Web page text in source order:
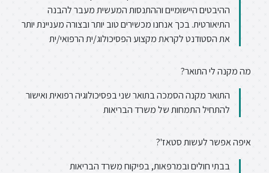
ההיבטים היישומיים וההתנסות המעשית מעבר להבנה
התיאורטית. בכך אנחנו מכשירים טוב יותר ובצורה מעניינת יותר
את הסטודנט לקראת מקצוע הפסיכולוג/ית הרפואי/ית
מה מקנה לי התואר?
התואר מקנה הסמכה בתואר שני בפסיכולוגיה רפואית ואישור
להתחיל התמחות של משרד הבריאות
איפה אפשר לעשות סטאז'?
בבתי חולים ובמרפאות, בפיקוח משרד הבריאות